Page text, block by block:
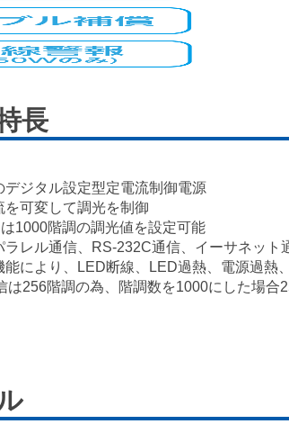
長
デジタル設定型定電流制御電源
を可変して調光を制御
1000階調の調光値を設定可能
ラレル通信、RS-232C通信、イーサネット
能により、LED断線、LED過熱、電源過熱
は256階調の為、階調数を1000にした場合